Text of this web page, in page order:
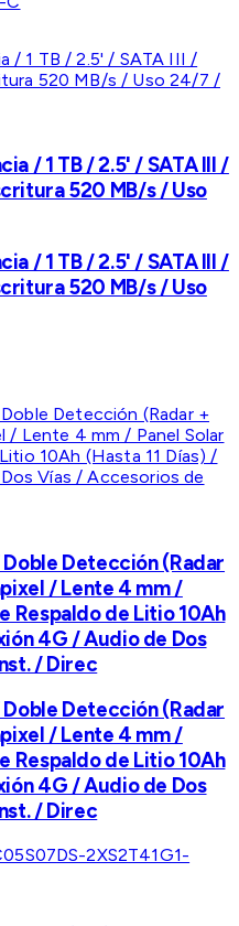
/ 1 TB / 2.5' / SATA III /
520 MB/s / Uso
/ 1 TB / 2.5' / SATA III /
520 MB/s / Uso
Doble Detección (Radar
/ Lente 4 mm /
Respaldo de Litio 10Ah
4G / Audio de Dos
/ Direc
Doble Detección (Radar
/ Lente 4 mm /
Respaldo de Litio 10Ah
4G / Audio de Dos
/ Direc
DS-2XS2T41G1-